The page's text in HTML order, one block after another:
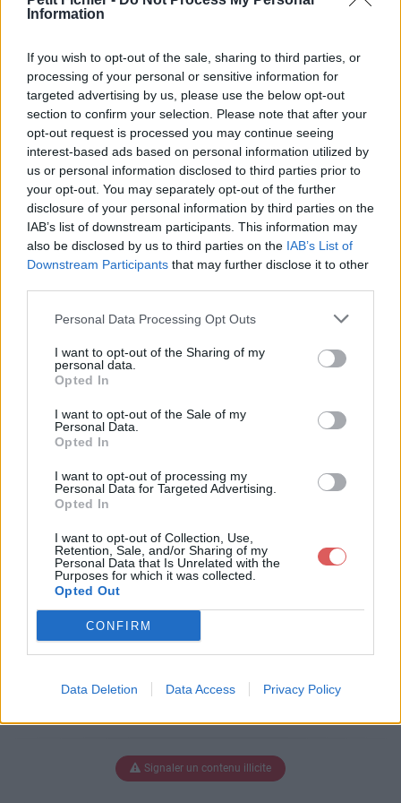
Information
If you wish to opt-out of the sale, sharing to third parties, or
processing of your personal or sensitive information for
targeted advertising by us, please use the below opt-out
section to confirm your selection. Please note that after your
opt-out request is processed you may continue seeing
interest-based ads based on personal information utilized by
us or personal information disclosed to third parties prior to
your opt-out. You may separately opt-out of the further
disclosure of your personal information by third parties on the
IAB’s list of downstream participants. This information may
also be disclosed by us to third parties on the IAB’s List of
Downstream Participants that may further disclose it to other
Personal Data Processing Opt Outs
I want to opt-out of the Sharing of my
personal data.
Opted In
I want to opt-out of the Sale of my
Personal Data.
Opted In
I want to opt-out of processing my
Personal Data for Targeted Advertising.
Opted In
I want to opt-out of Collection, Use,
Retention, Sale, and/or Sharing of my
Personal Data that Is Unrelated with the
Purposes for which it was collected.
Opted Out
CONFIRM
Data Deletion Data Access Privacy Policy
La présente page de téléchargement a été vue 1288 fois depuis
Page de téléchargement
https://www.petit-fichier.fr/2013/01/23/resultats-sondage/
Copier
Partager le fichier Résultats
sondage.doc sur le Web et les
réseaux sociaux:
Télécharger le fichier Résultats s
ondage.doc
Télécharger Résultats sondage.do
Télécharger le fichier (71 Ko)
Signaler un contenu illicite